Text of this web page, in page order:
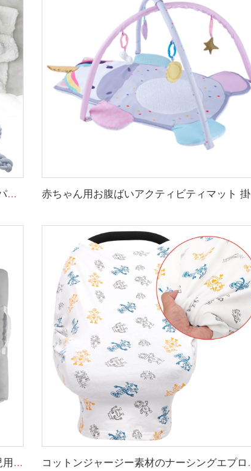
ベビー用ブレイド加工されたクレードバンパー ノット付きプラッシュ ソフトなトドラー用ベビースリープネスト ブレイドクレードバンパー ニューボーン用 赤ちゃ
交通デザイン 大型ロール式昼寝マット 幼児用昼寝マット 取り外し可能な枕とブランケット付き コットンジャージ